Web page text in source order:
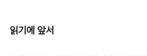
읽기에 앞서